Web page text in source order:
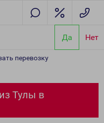
Да Нет
перевозку
Тулы в